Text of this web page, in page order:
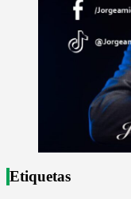
Etiquetas